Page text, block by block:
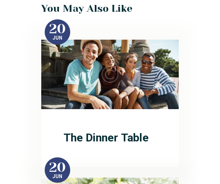
You May Also Like
20
JUN
The Dinner Table
20
JUN